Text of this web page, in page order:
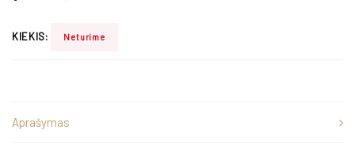
KIEKIS: Neturime
Aprašymas